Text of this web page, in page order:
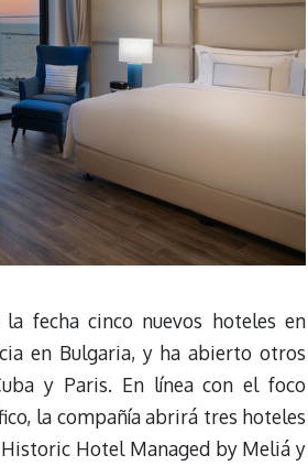
fecha cinco nuevos hoteles en
en Bulgaria, y ha abierto otros
y Paris. En línea con el foco
la compañía abrirá tres hoteles
Hotel Managed by Meliá y